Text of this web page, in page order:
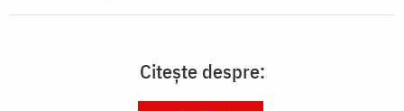
Citește despre: